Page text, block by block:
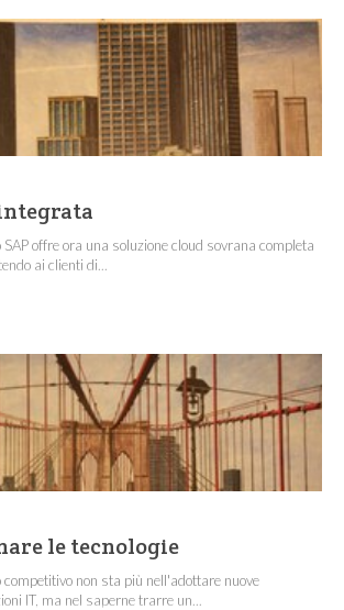
offre ora una soluzione cloud sovrana completa
ai clienti di...
le tecnologie
competitivo non sta più nell'adottare nuove
IT, ma nel saperne trarre un...